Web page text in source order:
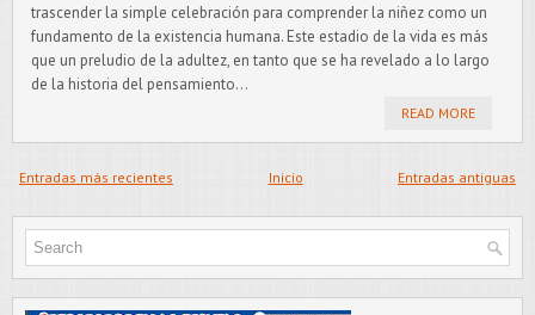
trascender la simple celebración para comprender la niñez como un
fundamento de la existencia humana. Este estadio de la vida es más
que un preludio de la adultez, en tanto que se ha revelado a lo largo
de la historia del pensamiento...
READ MORE
Entradas más recientes Entradas antiguas
Inicio